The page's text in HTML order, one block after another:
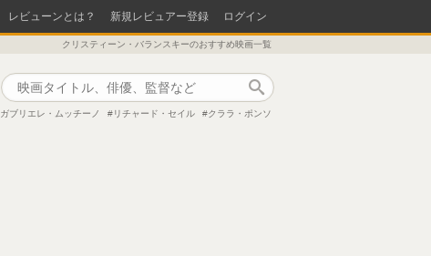
レビューンとは？ 新規レビュアー登録 ログイン
クリスティーン・バランスキーのおすすめ映画一覧
ガブリエレ・ムッチーノ リチャード・セイル クララ・ポンソ